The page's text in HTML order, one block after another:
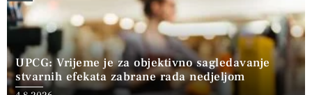
UPCG: Vrijeme je za objektivno sagledavanje
stvarnih efekata zabrane rada nedjeljom